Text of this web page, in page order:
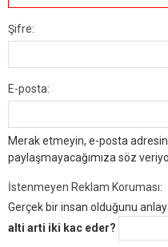
Şifre:
E-posta:
Merak etmeyin, e-posta
paylaşmayacağımıza söz
İstenmeyen Reklam Koruması:
Gerçek bir insan olduğunu
alti arti iki kac eder?